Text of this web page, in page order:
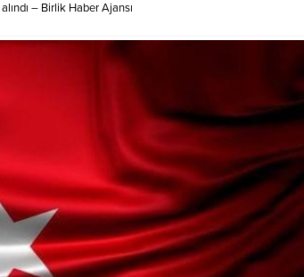
– Birlik Haber Ajansı